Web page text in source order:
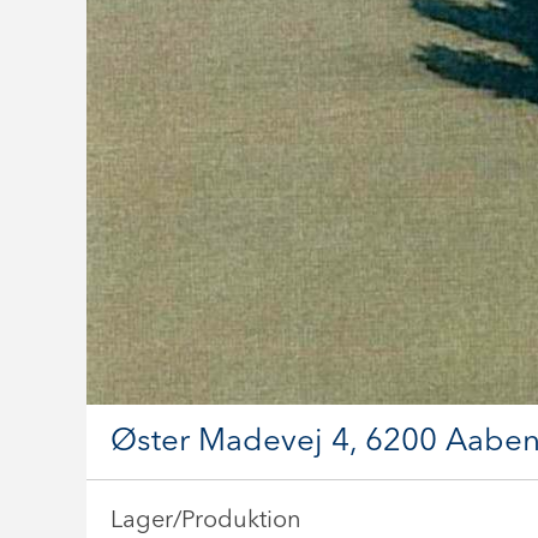
Øster Madevej 4, 6200
Lager/Produktion